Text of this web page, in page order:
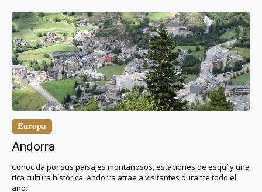
Europa
Andorra
Conocida por sus paisajes montañosos, estaciones de esquí y una
rica cultura histórica, Andorra atrae a visitantes durante todo el
año.